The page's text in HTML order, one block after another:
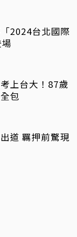
2024台北國際
上台大！87歲
包
道 羈押前驚現